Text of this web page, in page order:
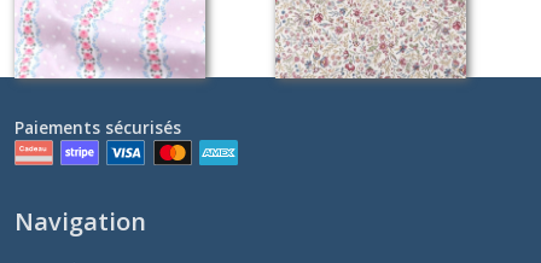
Paiements sécurisés
Navigation